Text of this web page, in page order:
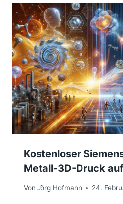
Kostenloser
Metall-3D-Druck
Von Jörg Hofmann 24.